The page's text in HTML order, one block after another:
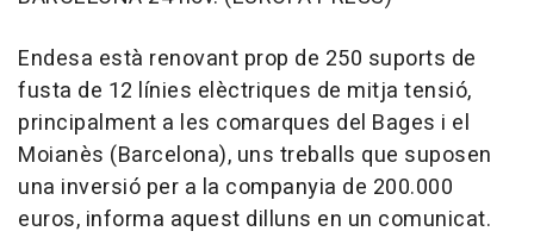
Endesa està renovant prop de 250 suports de
fusta de 12 línies elèctriques de mitja tensió,
principalment a les comarques del Bages i el
Moianès (Barcelona), uns treballs que suposen
una inversió per a la companyia de 200.000
euros, informa aquest dilluns en un comunicat.